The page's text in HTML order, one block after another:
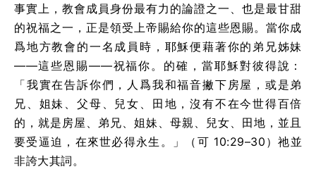
事實上，教會成員身份最有力的論證之一、也是最甘甜
的祝福之一，正是領受上帝賜給你的這些恩賜。當你成
爲地方教會的一名成員時，耶穌便藉著你的弟兄姊妹
——這些恩賜——祝福你。的確，當耶穌對彼得說：
「我實在告訴你們，人爲我和福音撇下房屋，或是弟
兄、姐妹、父母、兒女、田地，沒有不在今世得百倍
的，就是房屋、弟兄、姐妹、母親、兒女、田地，並且
要受逼迫，在來世必得永生。」（可 10:29–30）祂並
非誇大其詞。